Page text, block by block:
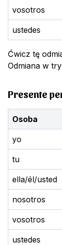
vosotros
ustedes
Ćwicz tę
Odmiana w
Presente
Osoba
yo
tu
ella/él/usted
nosotros
vosotros
ustedes